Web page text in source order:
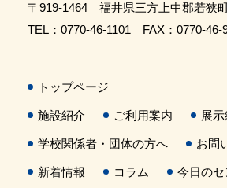
〒919-1464 福井県三方上中郡若狭
TEL：0770-46-1101 FAX：0770-46-
トップページ
施設紹介 ご利用案内 展
学校関係者・団体の方へ お問
新着情報 コラム 今日の